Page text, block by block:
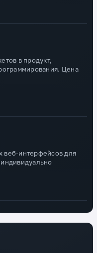
в продукт,
Цена
веб-интерфейсов для